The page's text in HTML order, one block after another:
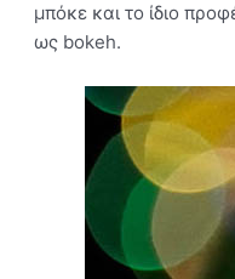
μπόκε και το ίδιο
ως bokeh.